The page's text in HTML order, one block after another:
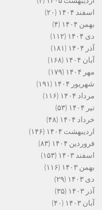
اسفند ۱۴۰۴
(۲۰)
بهمن ۱۴۰۴
(۴)
دی ۱۴۰۴
(۱۱۲)
آذر ۱۴۰۴
(۱۸۱)
آبان ۱۴۰۴
(۱۶۸)
مهر ۱۴۰۴
(۱۷۹)
شهریور ۱۴۰۴
(۱۹۱)
مرداد ۱۴۰۴
(۱۱۶)
تیر ۱۴۰۴
(۵۳)
خرداد ۱۴۰۴
(۴۸)
اردیبهشت ۱۴۰۴
(۱۴۶)
فروردین ۱۴۰۴
(۸۳)
اسفند ۱۴۰۳
(۱۵۳)
بهمن ۱۴۰۳
(۱۱۶)
دی ۱۴۰۳
(۲۹)
آذر ۱۴۰۳
(۳۵)
آبان ۱۴۰۳
(۴۰)